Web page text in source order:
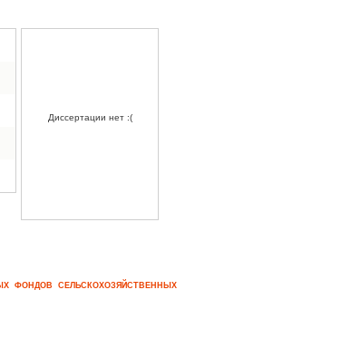
Диссертации нет :(
ФОНДОВ СЕЛЬСКОХОЗЯЙСТВЕННЫХ